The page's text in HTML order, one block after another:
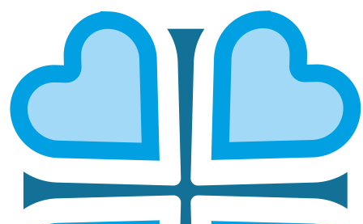
СОЛИКАМСКАЯ И ЧУСОВСКАЯ
ГЛАВНАЯ МИТРОПОЛИИ СОЛИКАМСКАЯ И ЧУСОВСКАЯ
Епархией управляет епископ Соликамский и
Чусовской Зосима.